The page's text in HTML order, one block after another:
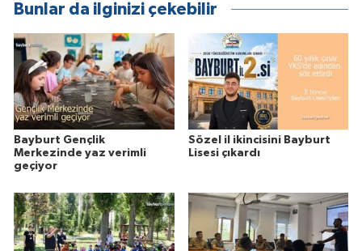
Bunlar da ilginizi çekebilir
Bayburt Gençlik
Merkezinde yaz verimli
geçiyor
Sözel il ikincisini Bayburt
Lisesi çıkardı